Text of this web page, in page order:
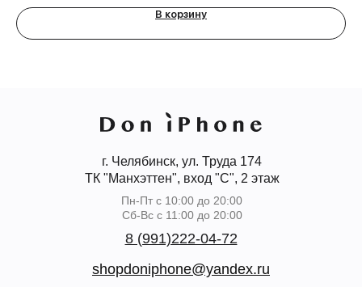
В корзину
г. Челябинск, ул. Труда 174
ТК "Манхэттен", вход "С", 2 этаж
Пн-Пт с 10:00 до 20:00
Сб-Вс с 11:00 до 20:00
8 (991)222-04-72
shopdoniphone@yandex.ru